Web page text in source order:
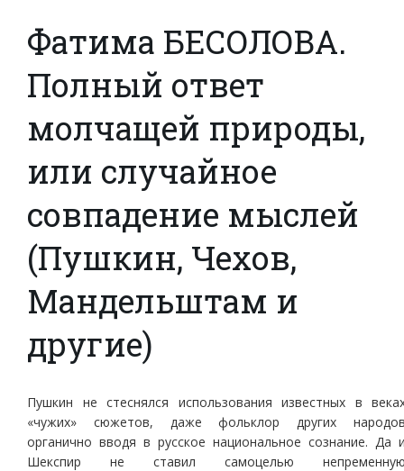
Фатима БЕСОЛОВА.
Полный ответ
молчащей природы,
или случайное
совпадение мыслей
(Пушкин, Чехов,
Мандельштам и
другие)
Пушкин не стеснялся использования известных в
«чужих» сюжетов, даже фольклор других
органично вводя в русское национальное сознание. Да
Шекспир не ставил самоцелью